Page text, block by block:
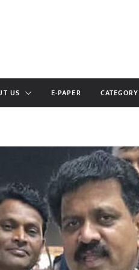
US E-PAPER CATEGORY